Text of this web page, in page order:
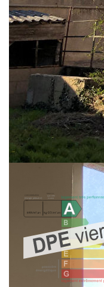
A l'étage on trouve
salle de bain et WC.
Petite jardin avec
atelier.
Beau potentiel!
Proximité avec les
écoles primaires et
Contact L'agence
Nos honoraires
Diagnostics